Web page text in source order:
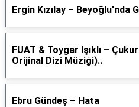
Ergin Kızılay – Beyoğlu'nda
FUAT & Toygar Işıklı –
Orijinal Dizi Müziği)..
Ebru Gündeş – Hata